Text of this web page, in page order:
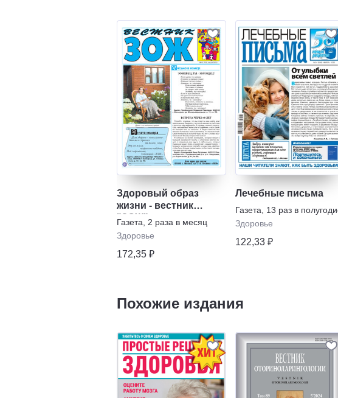
Здоровый образ
жизни - вестник
"ЗОЖ"
Газета
2 раза в месяц
Здоровье
172,35 ₽
Лечебные письма
Газета
13 раз в
Здоровье
122,33 ₽
Похожие издания